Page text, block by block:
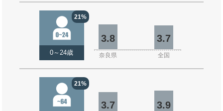
21%
0～24歳
3.8 3.7
奈良県 全国
21%
3.7 3.9